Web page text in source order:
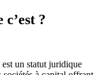
c’est ?
est un statut juridique